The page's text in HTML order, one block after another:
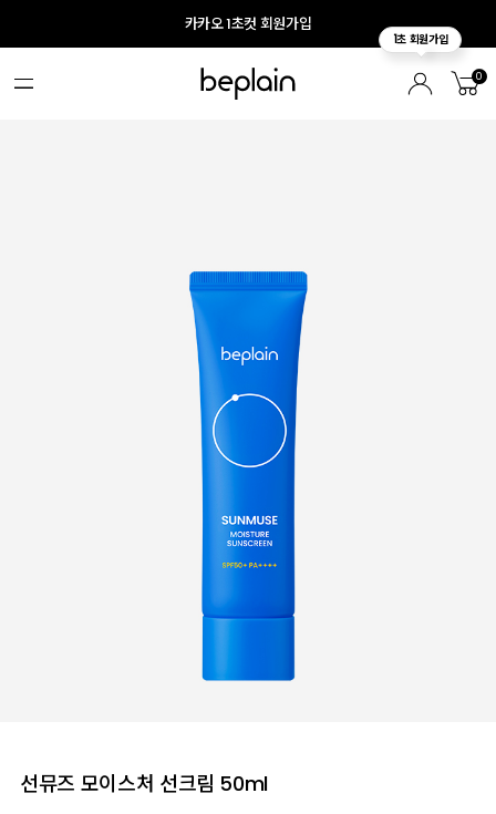
카카오 1초컷 회원가입
0
선뮤즈 모이스처 선크림 50ml